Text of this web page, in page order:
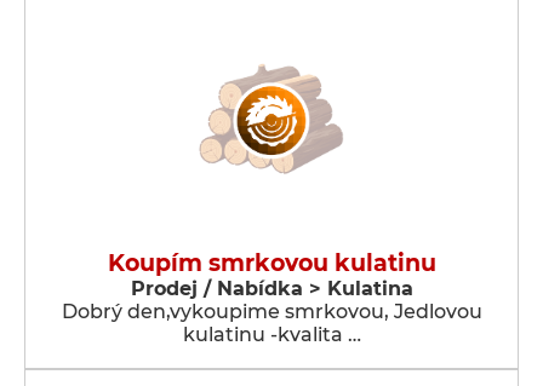
Koupím smrkovou kulatinu
Prodej / Nabídka > Kulatina
Dobrý den,vykoupime smrkovou, Jedlovou
kulatinu -kvalita …